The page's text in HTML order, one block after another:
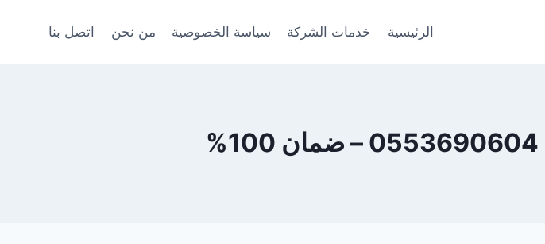
الرئيسية خدمات الشركة سياسة الخصوصية من نحن اتصل بنا